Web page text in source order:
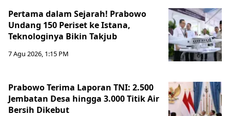
Pertama dalam Sejarah! Prabowo
Undang 150 Periset ke Istana,
Teknologinya Bikin Takjub
7 Agu 2026, 1:15 PM
Prabowo Terima Laporan TNI: 2.500
Jembatan Desa hingga 3.000 Titik Air
Bersih Dikebut